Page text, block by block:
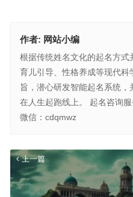
作者: 网站小编
根据传统姓名文化的起名方式
育儿引导、性格养成等现代科
旨，潜心研发智能起名系统
在人生起跑线上。 起名咨询
微信：cdqmwz
上一篇